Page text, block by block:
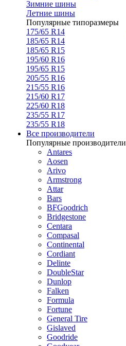
Зимние шины
Летние шины
Популярные типоразмеры
175/65 R14
185/65 R14
185/65 R15
195/60 R16
195/65 R15
205/55 R16
215/55 R16
215/60 R17
225/60 R18
235/55 R17
235/55 R18
Все производители
Популярные производители
Antares
Aosen
Arivo
Armstrong
Attar
Bars
BFGoodrich
Bridgestone
Centara
Compasal
Continental
Cordiant
Delinte
DoubleStar
Dunlop
Falken
Formula
Fortune
General Tire
Gislaved
Goodride